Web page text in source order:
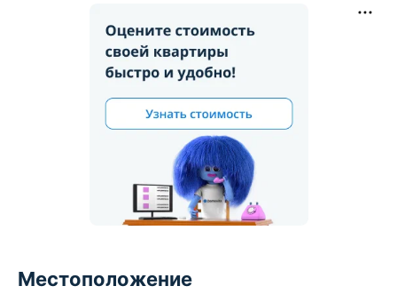
Местоположение